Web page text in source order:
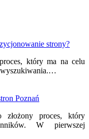
strony?
który ma na celu
wyszukiwania.…
Poznań
złożony proces, który
W pierwszej